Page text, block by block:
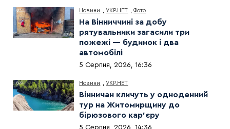
Новини ,УКР.НЕТ ,Фото
На Вінниччині за добу
рятувальники загасили три
пожежі — будинок і два
автомобілі
5 Серпня, 2026, 16:36
Новини ,УКР.НЕТ
Вінничан кличуть у одноденний
тур на Житомирщину до
бірюзового кар’єру
5 Серпня, 2026, 14:36